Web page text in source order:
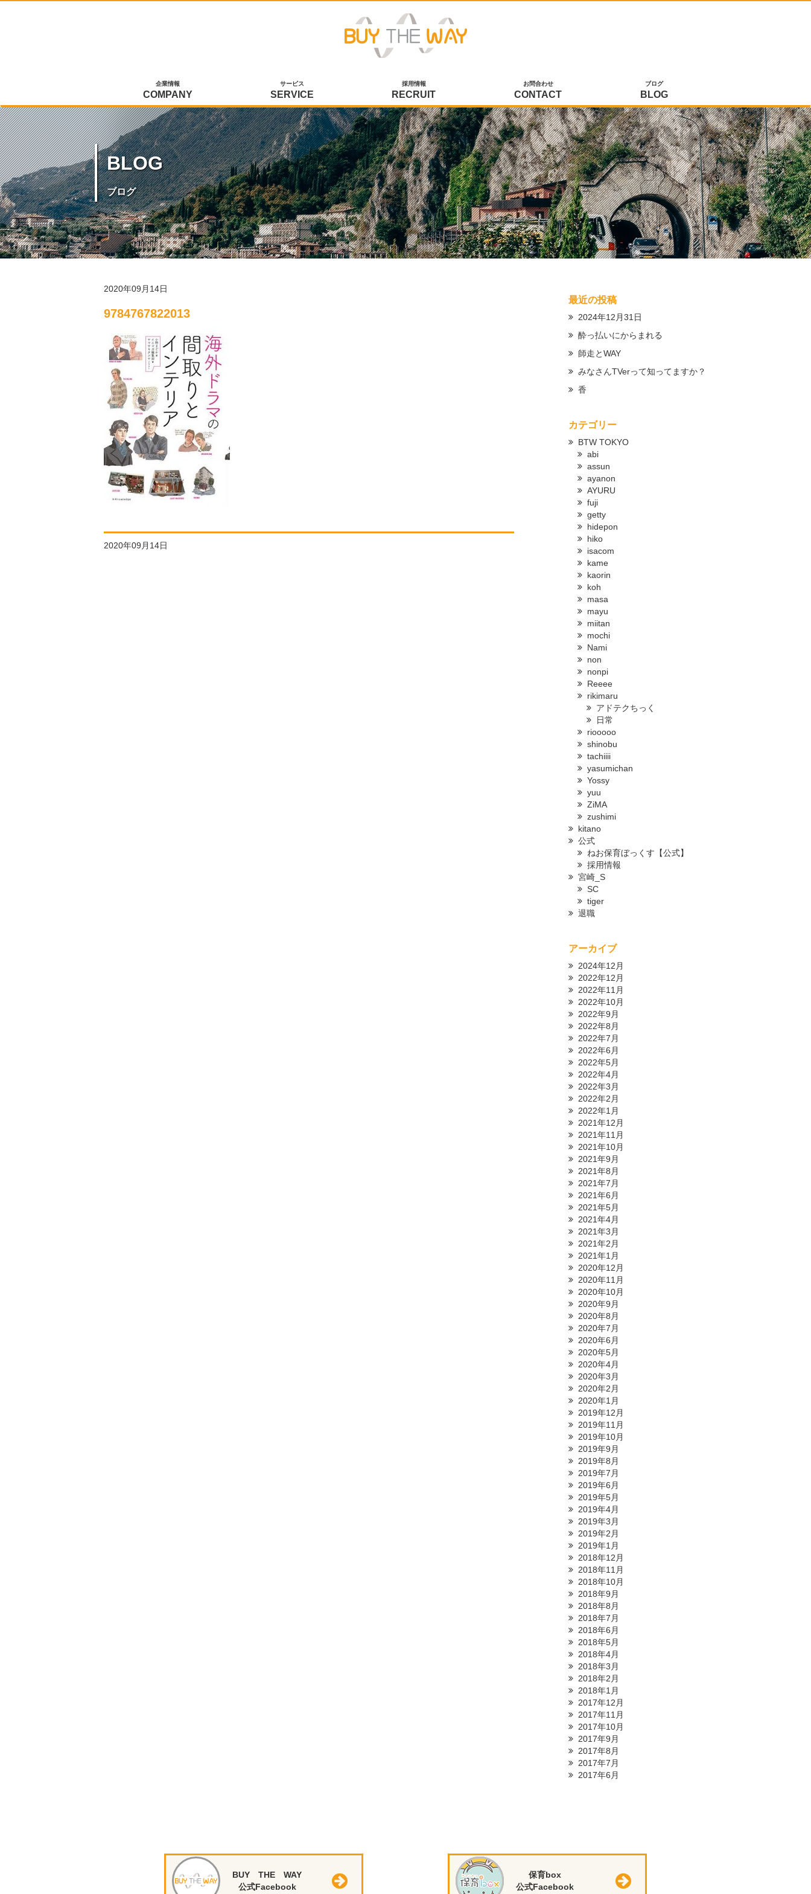
企業情報
COMPANY
サービス
SERVICE
採用情報
RECRUIT
お問合わせ
CONTACT
ブログ
BLOG
BLOG
ブログ
2020年09月14日
9784767822013
2020年09月14日
最近の投稿
2024年12月31日
酔っ払いにからまれる
師走とWAY
みなさんTVerって知ってますか？
香
カテゴリー
BTW TOKYO
abi
assun
ayanon
AYURU
fuji
getty
hidepon
hiko
isacom
kame
kaorin
koh
masa
mayu
miitan
mochi
Nami
non
nonpi
Reeee
rikimaru
アドテクちっく
日常
riooooo
shinobu
tachiiii
yasumichan
Yossy
yuu
ZiMA
zushimi
kitano
公式
ねお保育ぼっくす【公式】
採用情報
宮崎_S
SC
tiger
退職
アーカイブ
2024年12月
2022年12月
2022年11月
2022年10月
2022年9月
2022年8月
2022年7月
2022年6月
2022年5月
2022年4月
2022年3月
2022年2月
2022年1月
2021年12月
2021年11月
2021年10月
2021年9月
2021年8月
2021年7月
2021年6月
2021年5月
2021年4月
2021年3月
2021年2月
2021年1月
2020年12月
2020年11月
2020年10月
2020年9月
2020年8月
2020年7月
2020年6月
2020年5月
2020年4月
2020年3月
2020年2月
2020年1月
2019年12月
2019年11月
2019年10月
2019年9月
2019年8月
2019年7月
2019年6月
2019年5月
2019年4月
2019年3月
2019年2月
2019年1月
2018年12月
2018年11月
2018年10月
2018年9月
2018年8月
2018年7月
2018年6月
2018年5月
2018年4月
2018年3月
2018年2月
2018年1月
2017年12月
2017年11月
2017年10月
2017年9月
2017年8月
2017年7月
2017年6月
BUY THE WAY
公式Facebook
保育box
公式Facebook